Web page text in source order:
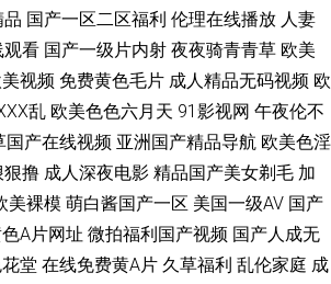
集系列 91视频官网观看 免费在线观看电影 欧洲精
欧美一区二区做爱视频 三年在线观看免费观看大全
91香蕉视频在线看 草莓视频黄在线观看 国产乱码
品 欧美性一区 日韩综合 亚洲国产日韩二 91导探花
品 国产一区二区福利 伦理在线播放 人妻
观看 国产一级片内射 夜夜骑青青草 欧美
视频 免费黄色毛片 成人精品无码视频 欧
乱 欧美色色六月天 91影视网 午夜伦不
国产在线视频 亚洲国产精品导航 欧美色淫
狠撸 成人深夜电影 精品国产美女剃毛 加
美裸模 萌白酱国产一区 美国一级AV 国产
A片网址 微拍福利国产视频 国产人成无
堂 在线免费黄A片 久草福利 乱伦家庭 成